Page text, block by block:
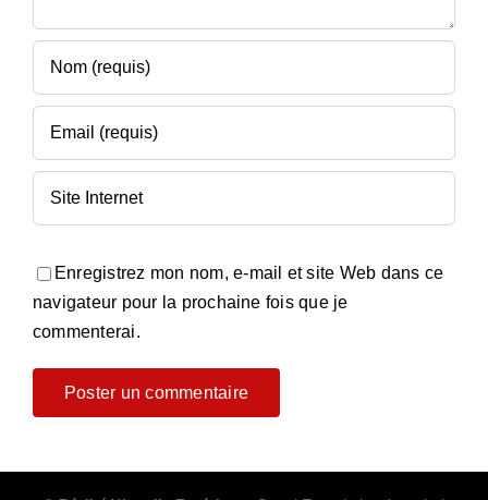
Enregistrez mon nom, e-mail et site Web dans ce
navigateur pour la prochaine fois que je
commenterai.